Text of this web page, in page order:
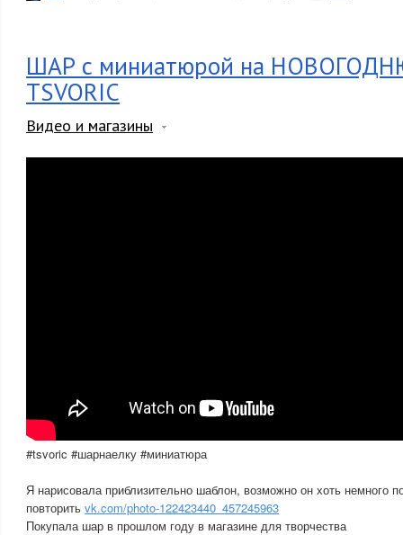
ШАР с миниатюрой на
TSVORIC
Видео и магазины
#tsvoric #шарнаелку #миниатюра
Я нарисовала приблизительно шаблон, возможно он хоть немного
повторить vk.com/photo-122423440_457245963
Покупала шар в прошлом году в магазине для творчества